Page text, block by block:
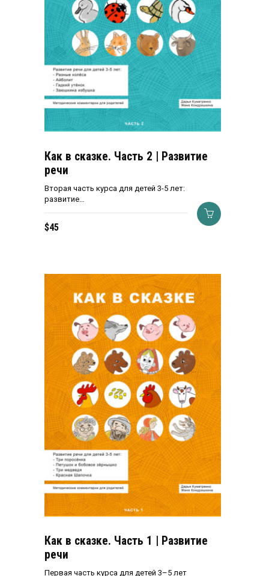
Как в сказке. Часть 2 | Развитие
речи
Вторая часть курса для детей 3-5 лет:
развитие…
$45
Как в сказке. Часть 1 | Развитие
речи
Первая часть курса для детей 3–5 лет